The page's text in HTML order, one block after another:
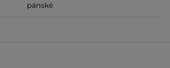
pánské